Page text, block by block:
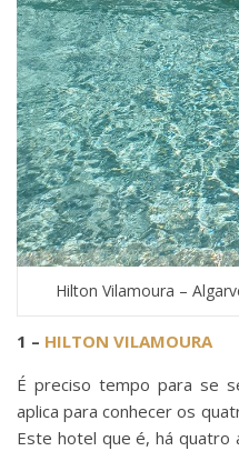
Hilton Vilamoura –
1 – HILTON VILAMOURA
É preciso tempo para se
aplica para conhecer os
Este hotel que é, há quatro